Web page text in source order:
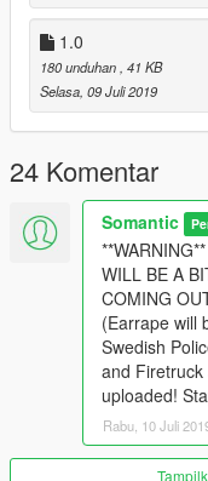
[!] MAKE BACKUPS
*DO NOT
ETC WITHOUT MY
1.0
180 unduhan, 41 KB
Selasa, 09 Juli 2019
24 Komentar
Somantic
WILL BE A
COMING
(Earrape will
Swedish
and
uploaded!
Rabu, 10 Juli